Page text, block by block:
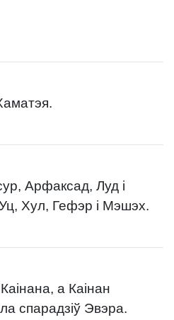
Арфаксад, Луд і
Хул, Гефэр і Мэшэх.
а Каінан
спарадзіў Эвэра.